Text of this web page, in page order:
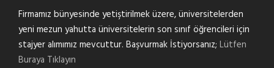
Firmamız bünyesinde yetiştirilmek üzere, üniversitelerden
yeni mezun yahutta üniversitelerin son sınıf öğrencileri için
stajyer alımımız mevcuttur. Başvurmak İstiyorsanız; Lütfen
Buraya Tıklayın